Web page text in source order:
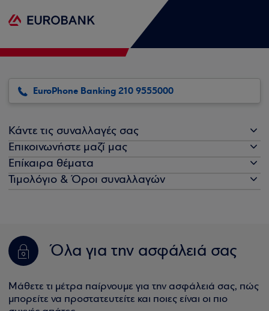
EuroPhone Banking 210 9555000
Κάντε τις συναλλαγές σας
Επικοινωνήστε μαζί μας
Επίκαιρα θέματα
Τιμολόγιο & Όροι συναλλαγών
Όλα για την ασφάλειά σας
Μάθετε τι μέτρα παίρνουμε για την ασφάλειά σας, πώς
μπορείτε να προστατευτείτε και ποιες είναι οι πιο